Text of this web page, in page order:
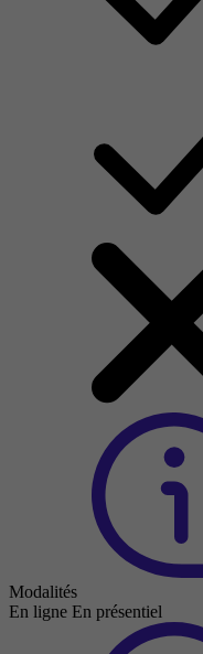
Modalités
En ligne En présentiel